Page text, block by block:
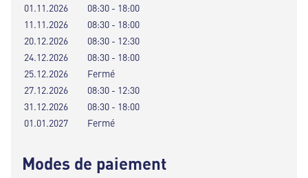
01.11.2026
08:30 - 18:00
11.11.2026
08:30 - 18:00
20.12.2026
08:30 - 12:30
24.12.2026
08:30 - 18:00
25.12.2026
Fermé
27.12.2026
08:30 - 12:30
31.12.2026
08:30 - 18:00
01.01.2027
Fermé
Modes de paiement